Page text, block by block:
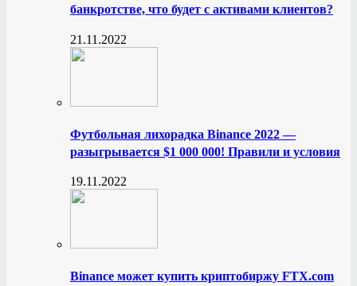
банкротстве, что будет с активами клиентов?
21.11.2022
Футбольная лихорадка Binance 2022 —
разыгрывается $1 000 000! Правили и условия
19.11.2022
Binance может купить криптобиржу FTX.com